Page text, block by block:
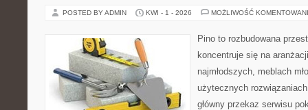
POSTED BY ADMIN KWI - 1 - 2026 MOŻLIWOŚĆ
Pino to rozbudowana
koncentruje się na
najmłodszych, meblach
użytecznych
główny przekaz serwisu